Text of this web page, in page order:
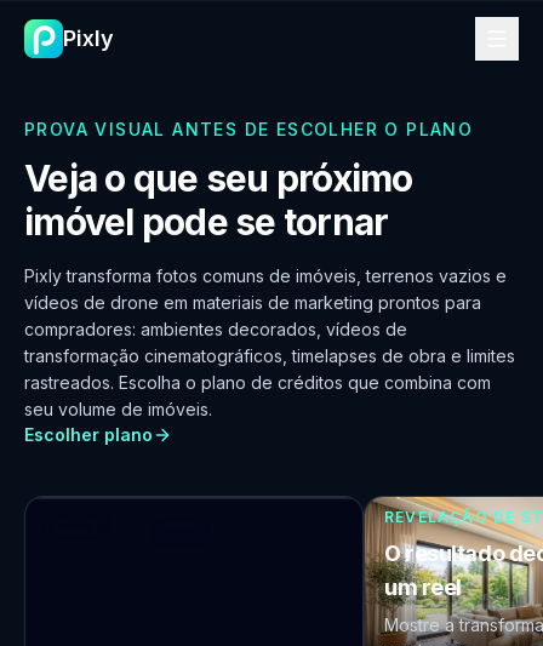
Pixly
Preços do Pixly — home staging por IA, real estate
PROVA VISUAL ANTES DE ESCOLHER O PLANO
Veja o que seu próximo
imóvel pode se tornar
Pixly transforma fotos comuns de imóveis, terrenos vazios e
vídeos de drone em materiais de marketing prontos para
compradores: ambientes decorados, vídeos de
transformação cinematográficos, timelapses de obra e limites
rastreados. Escolha o plano de créditos que combina com
seu volume de imóveis.
Escolher plano
STAGING VIRTUAL
De ambiente vazio a pronto
para compradores
Decore fotos de imóveis em
REVELAÇÃO DE
O resultado
um reel
Mostre a